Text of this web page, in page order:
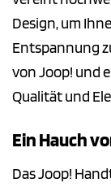
Design, um
Entspannung
von Joop! und
Qualität und
Ein Hauch
Das Joop!